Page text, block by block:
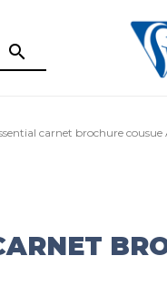
search
carnet brochure cousue